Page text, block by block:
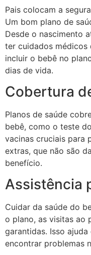
Pais colocam a
Um bom plano de
Desde o nascimento
ter cuidados
incluir o bebê no
dias de vida.
Cobertura
Planos de saúde
bebê, como o teste
vacinas cruciais para
extras, que não são
benefício.
Assistência
Cuidar da saúde do
o plano, as visitas ao
garantidas. Isso
encontrar problemas